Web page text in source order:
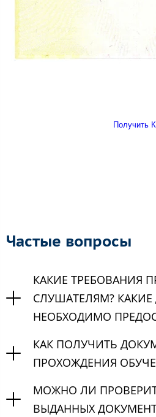
Получить
Частые вопросы
КАКИЕ ТРЕБОВАНИЯ
СЛУШАТЕЛЯМ?
НЕОБХОДИМО
КАК ПОЛУЧИТЬ
ПРОХОЖДЕНИЯ
МОЖНО ЛИ
ВЫДАННЫХ